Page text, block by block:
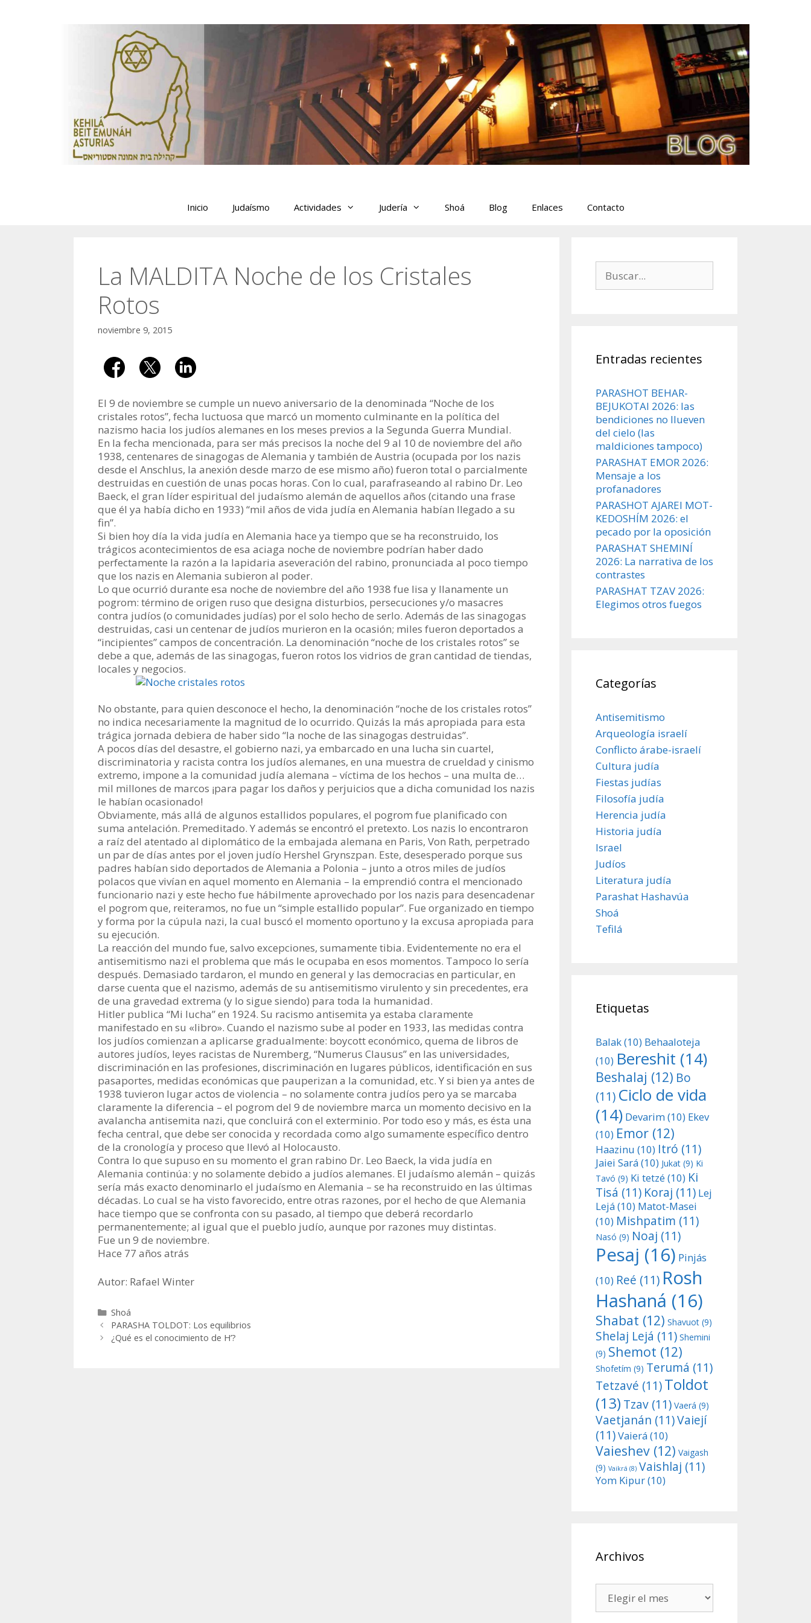
Inicio Judaísmo Actividades Judería Shoá Blog Enlaces Contacto
La MALDITA Noche de los Cristales
Rotos
noviembre 9, 2015
El 9 de noviembre se cumple un nuevo aniversario de la denominada “Noche de los
cristales rotos”, fecha luctuosa que marcó un momento culminante en la política del
nazismo hacia los judíos alemanes en los meses previos a la Segunda Guerra Mundial.
En la fecha mencionada, para ser más precisos la noche del 9 al 10 de noviembre del año
1938, centenares de sinagogas de Alemania y también de Austria (ocupada por los nazis
desde el Anschlus, la anexión desde marzo de ese mismo año) fueron total o parcialmente
destruidas en cuestión de unas pocas horas. Con lo cual, parafraseando al rabino Dr. Leo
Baeck, el gran líder espiritual del judaísmo alemán de aquellos años (citando una frase
que él ya había dicho en 1933) “mil años de vida judía en Alemania habían llegado a su
fin”.
Si bien hoy día la vida judía en Alemania hace ya tiempo que se ha reconstruido, los
trágicos acontecimientos de esa aciaga noche de noviembre podrían haber dado
perfectamente la razón a la lapidaria aseveración del rabino, pronunciada al poco tiempo
que los nazis en Alemania subieron al poder.
Lo que ocurrió durante esa noche de noviembre del año 1938 fue lisa y llanamente un
pogrom: término de origen ruso que designa disturbios, persecuciones y/o masacres
contra judíos (o comunidades judías) por el solo hecho de serlo. Además de las sinagogas
destruidas, casi un centenar de judíos murieron en la ocasión; miles fueron deportados a
“incipientes” campos de concentración. La denominación “noche de los cristales rotos” se
debe a que, además de las sinagogas, fueron rotos los vidrios de gran cantidad de tiendas,
locales y negocios.
No obstante, para quien desconoce el hecho, la denominación “noche de los cristales rotos”
no indica necesariamente la magnitud de lo ocurrido. Quizás la más apropiada para esta
trágica jornada debiera de haber sido “la noche de las sinagogas destruidas”.
A pocos días del desastre, el gobierno nazi, ya embarcado en una lucha sin cuartel,
discriminatoria y racista contra los judíos alemanes, en una muestra de crueldad y cinismo
extremo, impone a la comunidad judía alemana – víctima de los hechos – una multa de…
mil millones de marcos ¡para pagar los daños y perjuicios que a dicha comunidad los nazis
le habían ocasionado!
Obviamente, más allá de algunos estallidos populares, el pogrom fue planificado con
suma antelación. Premeditado. Y además se encontró el pretexto. Los nazis lo encontraron
a raíz del atentado al diplomático de la embajada alemana en Paris, Von Rath, perpetrado
un par de días antes por el joven judío Hershel Grynszpan. Este, desesperado porque sus
padres habían sido deportados de Alemania a Polonia – junto a otros miles de judíos
polacos que vivían en aquel momento en Alemania – la emprendió contra el mencionado
funcionario nazi y este hecho fue hábilmente aprovechado por los nazis para desencadenar
el pogrom que, reiteramos, no fue un “simple estallido popular”. Fue organizado en tiempo
y forma por la cúpula nazi, la cual buscó el momento oportuno y la excusa apropiada para
su ejecución.
La reacción del mundo fue, salvo excepciones, sumamente tibia. Evidentemente no era el
antisemitismo nazi el problema que más le ocupaba en esos momentos. Tampoco lo sería
después. Demasiado tardaron, el mundo en general y las democracias en particular, en
darse cuenta que el nazismo, además de su antisemitismo virulento y sin precedentes, era
de una gravedad extrema (y lo sigue siendo) para toda la humanidad.
Hitler publica “Mi lucha” en 1924. Su racismo antisemita ya estaba claramente
manifestado en su «libro». Cuando el nazismo sube al poder en 1933, las medidas contra
los judíos comienzan a aplicarse gradualmente: boycott económico, quema de libros de
autores judíos, leyes racistas de Nuremberg, “Numerus Clausus” en las universidades,
discriminación en las profesiones, discriminación en lugares públicos, identificación en sus
pasaportes, medidas económicas que pauperizan a la comunidad, etc. Y si bien ya antes de
1938 tuvieron lugar actos de violencia – no solamente contra judíos pero ya se marcaba
claramente la diferencia – el pogrom del 9 de noviembre marca un momento decisivo en la
avalancha antisemita nazi, que concluirá con el exterminio. Por todo eso y más, es ésta una
fecha central, que debe ser conocida y recordada como algo sumamente específico dentro
de la cronología y proceso que llevó al Holocausto.
Contra lo que supuso en su momento el gran rabino Dr. Leo Baeck, la vida judía en
Alemania continúa: y no solamente debido a judíos alemanes. El judaísmo alemán – quizás
sería más exacto denominarlo el judaísmo en Alemania – se ha reconstruido en las últimas
décadas. Lo cual se ha visto favorecido, entre otras razones, por el hecho de que Alemania
hace tiempo que se confronta con su pasado, al tiempo que deberá recordarlo
permanentemente; al igual que el pueblo judío, aunque por razones muy distintas.
Fue un 9 de noviembre.
Hace 77 años atrás
Autor: Rafael Winter
Categorías
Shoá
PARASHA TOLDOT: Los equilibrios
¿Qué es el conocimiento de H’?
Entradas recientes
PARASHOT BEHAR-
BEJUKOTAI 2026: las
bendiciones no llueven
del cielo (las
maldiciones tampoco)
PARASHAT EMOR 2026:
Mensaje a los
profanadores
PARASHOT AJAREI MOT-
KEDOSHÍM 2026: el
pecado por la oposición
PARASHAT SHEMINÍ
2026: La narrativa de los
contrastes
PARASHAT TZAV 2026:
Elegimos otros fuegos
Categorías
Antisemitismo
Arqueología israelí
Conflicto árabe-israelí
Cultura judía
Fiestas judías
Filosofía judía
Herencia judía
Historia judía
Israel
Judíos
Literatura judía
Parashat Hashavúa
Shoá
Tefilá
Etiquetas
Balak(10) Behaaloteja
(10) Bereshit (14)
Beshalaj (12) Bo
(11) Ciclo de vida
(14) Devarim(10) Ekev
(10) Emor (12)
Haazinu (10) Itró (11)
Jaiei Sará(10) Jukat (9) Ki
Tavó (9) Ki tetzé(10) Ki
Tisá (11) Koraj (11) Lej
Lejá(10) Matot-Masei
(10) Mishpatim (11)
Nasó (9) Noaj (11)
Pesaj (16) Pinjás
(10) Reé (11) Rosh
Hashaná (16)
Shabat (12) Shavuot (9)
Shelaj Lejá (11) Shemini
(9) Shemot (12)
Shofetím (9) Terumá (11)
Tetzavé (11)Toldot
(13) Tzav (11) Vaerá (9)
Vaetjanán (11)Vaiejí
(11)Vaierá(10)
Vaieshev (12) Vaigash
(9) Vaikrá (8) Vaishlaj (11)
Yom Kipur(10)
Archivos